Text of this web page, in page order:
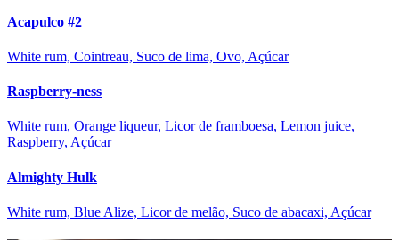
Acapulco #2
White rum, Cointreau, Suco de lima, Ovo, Açúcar
Raspberry-ness
White rum, Orange liqueur, Licor de framboesa, Lemon juice,
Raspberry, Açúcar
Almighty Hulk
White rum, Blue Alize, Licor de melão, Suco de abacaxi, Açúcar